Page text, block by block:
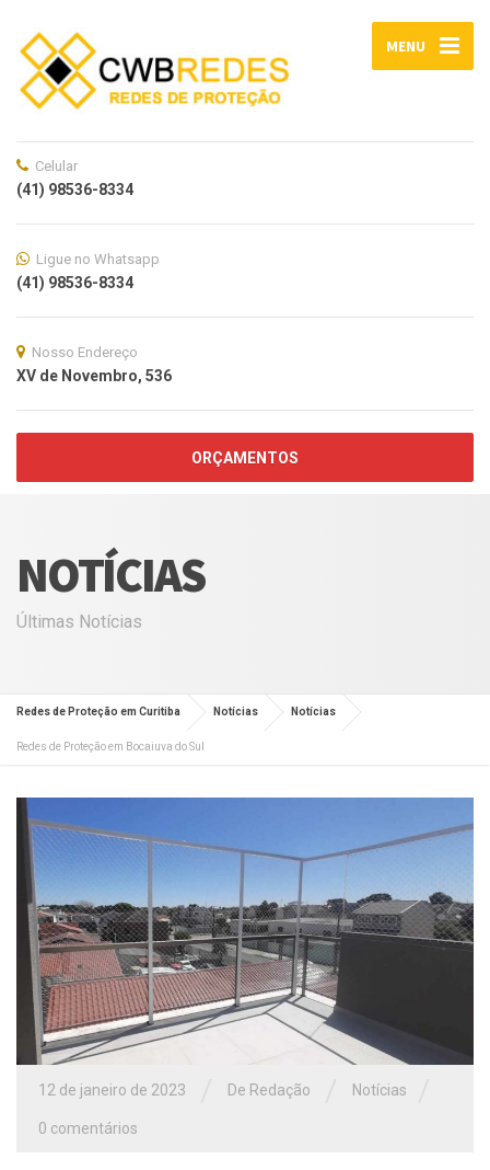
MENU
Celular
(41) 98536-8334
Ligue no Whatsapp
(41) 98536-8334
Nosso Endereço
XV de Novembro, 536
ORÇAMENTOS
NOTÍCIAS
Últimas Notícias
Redes de Proteção em Curitiba Notícias Notícias
Redes de Proteção em Bocaiuva do Sul
12 de janeiro de 2023 De Redação Notícias
0 comentários